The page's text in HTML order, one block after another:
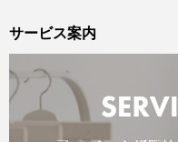
サービス案内